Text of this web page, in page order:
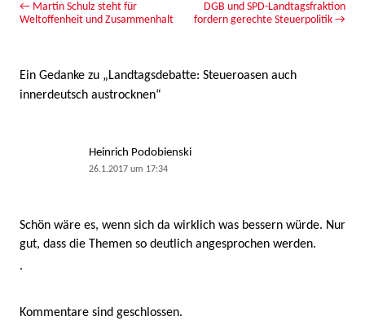
Beitrags-Navigation
← Martin Schulz steht für
Weltoffenheit und Zusammenhalt
DGB und SPD-Landtagsfraktion
fordern gerechte Steuerpolitik →
Ein Gedanke zu „Landtagsdebatte: Steueroasen auch
innerdeutsch austrocknen“
Heinrich Podobienski
26.1.2017 um 17:34
Schön wäre es, wenn sich da wirklich was bessern würde. Nur
gut, dass die Themen so deutlich angesprochen werden.
.
Kommentare sind geschlossen.